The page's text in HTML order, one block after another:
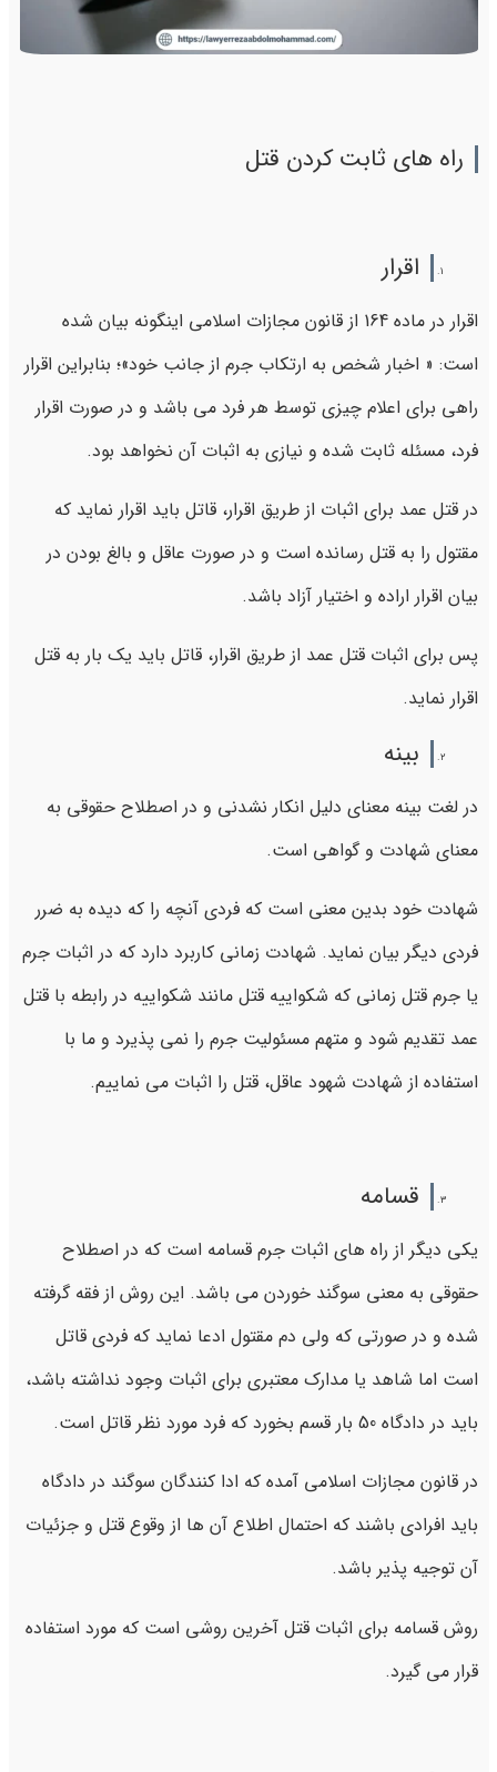
راه های ثابت کردن قتل
اقرار
اقرار در ماده 164 از قانون مجازات اسلامی اینگونه بیان شده
است: « اخبار شخص به ارتکاب جرم از جانب خود»؛ بنابراین اقرار
راهی برای اعلام چیزی توسط هر فرد می باشد و در صورت اقرار
فرد، مسئله ثابت شده و نیازی به اثبات آن نخواهد بود.
در قتل عمد برای اثبات از طریق اقرار، قاتل باید اقرار نماید که
مقتول را به قتل رسانده است و در صورت عاقل و بالغ بودن در
بیان اقرار اراده و اختیار آزاد باشد.
پس برای اثبات قتل عمد از طریق اقرار، قاتل باید یک بار به قتل
اقرار نماید.
بینه
در لغت بینه معنای دلیل انکار نشدنی و در اصطلاح حقوقی به
معنای شهادت و گواهی است.
شهادت خود بدین معنی است که فردی آنچه را که دیده به ضرر
فردی دیگر بیان نماید. شهادت زمانی کاربرد دارد که در اثبات جرم
یا جرم قتل زمانی که شکواییه قتل مانند شکواییه در رابطه با قتل
عمد تقدیم شود و متهم مسئولیت جرم را نمی پذیرد و ما با
استفاده از شهادت شهود عاقل، قتل را اثبات می نماییم.
قسامه
یکی دیگر از راه های اثبات جرم قسامه است که در اصطلاح
حقوقی به معنی سوگند خوردن می باشد. این روش از فقه گرفته
شده و در صورتی که ولی دم مقتول ادعا نماید که فردی قاتل
است اما شاهد یا مدارک معتبری برای اثبات وجود نداشته باشد،
باید در دادگاه 50 بار قسم بخورد که فرد مورد نظر قاتل است.
در قانون مجازات اسلامی آمده که ادا کنندگان سوگند در دادگاه
باید افرادی باشند که احتمال اطلاع آن ها از وقوع قتل و جزئیات
آن توجیه پذیر باشد.
روش قسامه برای اثبات قتل آخرین روشی است که مورد استفاده
قرار می گیرد.